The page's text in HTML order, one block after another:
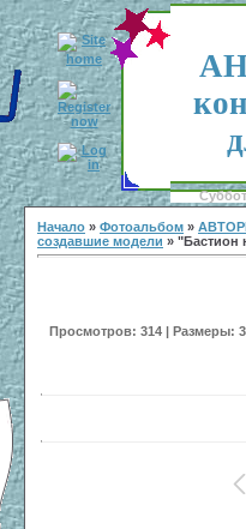
Начало » Фотоальбом »
создавшие модели » "Бастион
Просмотров: 314 | Размеры: